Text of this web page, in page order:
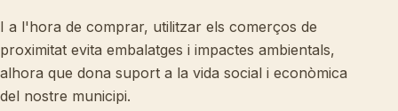
I a l'hora de comprar, utilitzar els comerços de
proximitat evita embalatges i impactes ambientals,
alhora que dona suport a la vida social i econòmica
del nostre municipi.